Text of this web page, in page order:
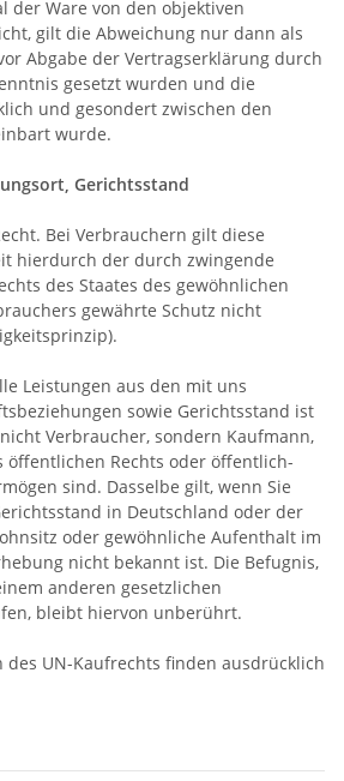
der Ware von den objektiven
gilt die Abweichung nur dann als
Abgabe der Vertragserklärung durch
gesetzt wurden und die
und gesondert zwischen den
wurde.
Gerichtsstand
Bei Verbrauchern gilt diese
hierdurch der durch zwingende
des Staates des gewöhnlichen
gewährte Schutz nicht
Leistungen aus den mit uns
sowie Gerichtsstand ist
Verbraucher, sondern Kaufmann,
öffentlichen Rechts oder öffentlich-
sind. Dasselbe gilt, wenn Sie
in Deutschland oder der
oder gewöhnliche Aufenthalt im
nicht bekannt ist. Die Befugnis,
anderen gesetzlichen
bleibt hiervon unberührt.
des UN-Kaufrechts finden ausdrücklich